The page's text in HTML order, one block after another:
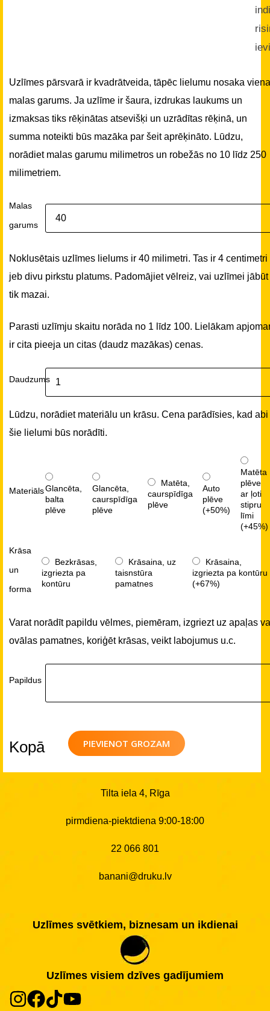
Uzlīmes pārsvarā ir kvadrātveida, tāpēc lielumu nosaka
malas garums. Ja uzlīme ir šaura, izdrukas laukums un
izmaksas tiks rēķinātas atsevišķi un uzrādītas rēķinā, un
summa noteikti būs mazāka par šeit aprēķināto. Lūdzu,
norādiet malas garumu milimetros un robežās no 10 līdz 250
milimetriem.
Malas
garums
Noklusētais uzlīmes lielums ir 40 milimetri. Tas ir 4 centimetri
jeb divu pirkstu platums. Padomājiet vēlreiz, vai uzlīmei jābūt
tik mazai.
Parasti uzlīmju skaitu norāda no 1 līdz 100. Lielākam
ir cita pieeja un citas (daudz mazākas) cenas.
Daudzums
Lūdzu, norādiet materiālu un krāsu. Cena parādīsies, kad abi
šie lielumi būs norādīti.
MateriālsGlancēta,
balta
plēve
Glancēta,
caurspīdīga
plēve
Matēta,
caurspīdīga
plēve
Auto
plēve
(+50%)
Matēta
plēve
ar ļoti
stipru
līmi
(+45%)
Krāsa
un
forma
Bezkrāsas,
izgriezta pa
kontūru
Krāsaina, uz
taisnstūra
pamatnes
Krāsaina,
izgriezta pa kontūru
(+67%)
Varat norādīt papildu vēlmes, piemēram, izgriezt uz apaļas
ovālas pamatnes, koriģēt krāsas, veikt labojumus u.c.
Papildus
PIEVIENOT GROZAM
Kopā
Tilta iela 4, Rīga
pirmdiena-piektdiena 9:00-18:00
22 066 801
banani@druku.lv
Uzlīmes svētkiem, biznesam un ikdienai
Uzlīmes visiem dzīves gadījumiem